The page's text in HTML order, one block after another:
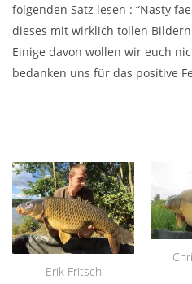
folgenden Satz lesen : “Nasty
dieses mit wirklich tollen
Einige davon wollen wir euch
bedanken uns für das positive
Erik Fritsch